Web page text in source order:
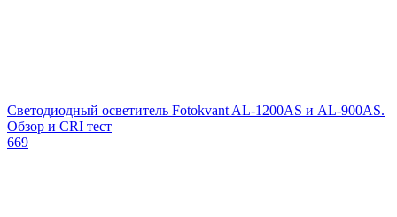
Светодиодный осветитель Fotokvant AL-1200AS и AL-900AS.
Обзор и CRI тест
669